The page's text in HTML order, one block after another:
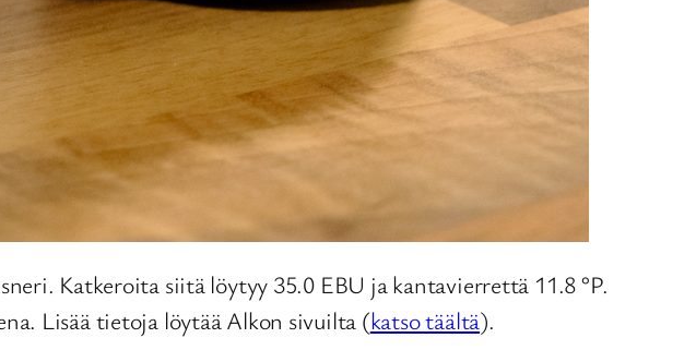
Katkeroita siitä löytyy 35.0 EBU ja kantavierrettä 11.8 °P.
Lisää tietoja löytää Alkon sivuilta (katso täältä).